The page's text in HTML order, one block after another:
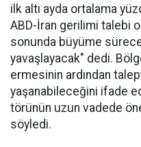
ilk altı ayda ortalama
ABD-İran geri­limi talebi
sonunda büyüme
yavaşlayacak" dedi.
ermesinin ardından
yaşanabileceğini ifa­de
törünün uzun vadede
söyledi.